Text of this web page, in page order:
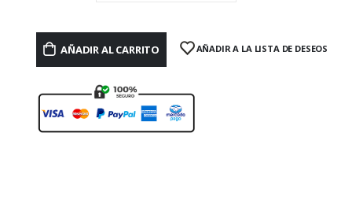
AÑADIR AL CARRITO AÑADIR A LA LISTA DE DESEOS